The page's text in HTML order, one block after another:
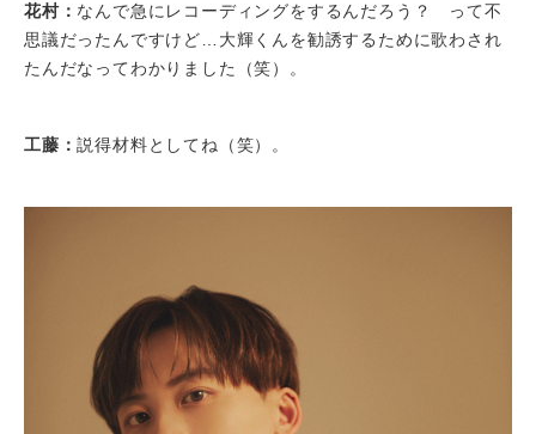
花村： なんで急にレコーディングをするんだろう？ って不
思議だったんですけど…大輝くんを勧誘するために歌わされ
たんだなってわかりました（笑）。
工藤：説得材料としてね（笑）。